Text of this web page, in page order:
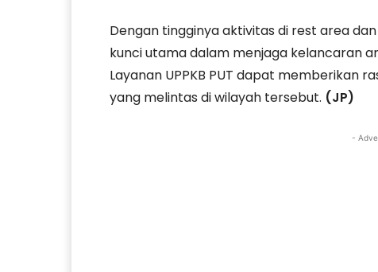
Dengan tingginya aktivitas di rest area
kunci utama dalam menjaga kelancaran
Layanan UPPKB PUT dapat memberikan
yang melintas di wilayah tersebut. (JP)
-